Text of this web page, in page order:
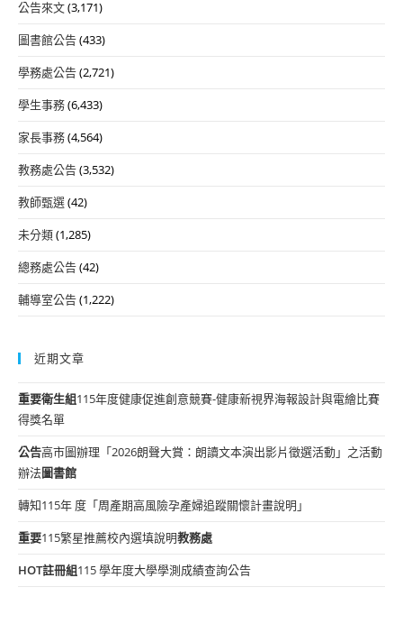
公告來文(3,171)
圖書館公告(433)
學務處公告(2,721)
學生事務(6,433)
家長事務(4,564)
教務處公告(3,532)
教師甄選(42)
未分類(1,285)
總務處公告(42)
輔導室公告(1,222)
近期文章
重要衛生組115年度健康促進創意競賽-健康新視界海報設計與電繪比賽
得獎名單
公告高市圖辦理「2026朗聲大賞：朗讀文本演出影片徵選活動」之活動
辦法圖書館
轉知115年 度「周產期高風險孕產婦追蹤關懷計畫說明」
重要115繁星推薦校內選填說明教務處
HOT註冊組115 學年度大學學測成績查詢公告